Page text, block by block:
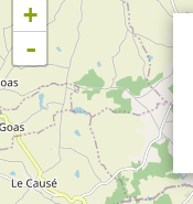
+
-